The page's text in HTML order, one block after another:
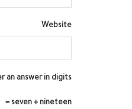
Website
an answer in digits:
seven + nineteen =